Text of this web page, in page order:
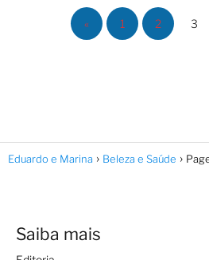
« 1 2 3
Eduardo e Marina Beleza e Saúde
Saiba mais